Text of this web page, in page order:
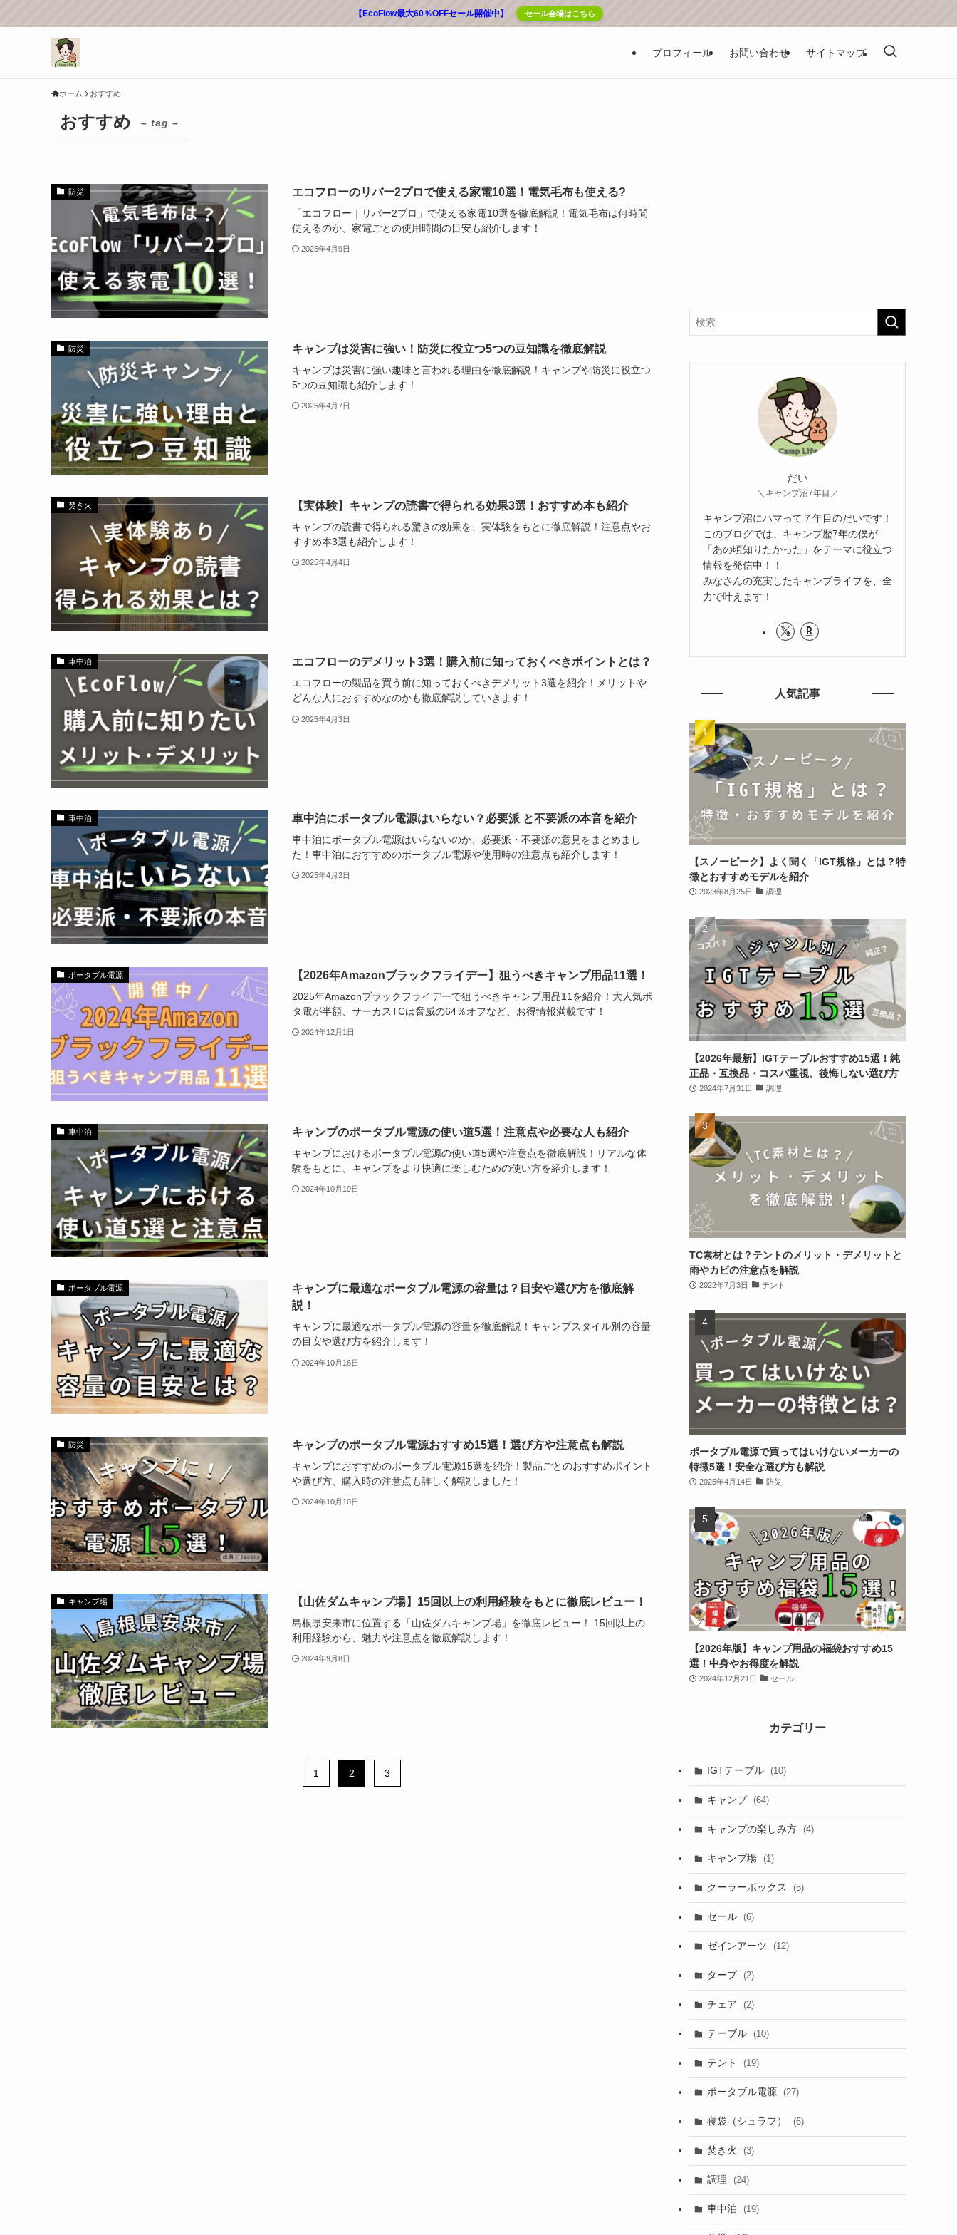
【EcoFlow最大60％OFFセール開催中】 セール会場はこちら
プロフィール お問い合わせ サイトマップ
ホーム おすすめ
おすすめ – tag –
防災 エコフローのリバー2プロで使える家電10選！電気毛布も使える?
「エコフロー｜リバー2プロ」で使える家電10選を徹底解説！電気毛布は何時間
使えるのか、家電ごとの使用時間の目安も紹介します！
2025年4月9日
防災 キャンプは災害に強い！防災に役立つ5つの豆知識を徹底解説
キャンプは災害に強い趣味と言われる理由を徹底解説！キャンプや防災に役立つ
5つの豆知識も紹介します！
2025年4月7日
焚き火 【実体験】キャンプの読書で得られる効果3選！おすすめ本も紹介
キャンプの読書で得られる驚きの効果を、実体験をもとに徹底解説！注意点やお
すすめ本3選も紹介します！
2025年4月4日
車中泊 エコフローのデメリット3選！購入前に知っておくべきポイントとは？
エコフローの製品を買う前に知っておくべきデメリット3選を紹介！メリットや
どんな人におすすめなのかも徹底解説していきます！
2025年4月3日
車中泊 車中泊にポータブル電源はいらない？必要派 と不要派の本音を紹介
車中泊にポータブル電源はいらないのか、必要派・不要派の意見をまとめまし
た！車中泊におすすめのポータブル電源や使用時の注意点も紹介します！
2025年4月2日
ポータブル電源 【2026年Amazonブラックフライデー】狙うべきキャンプ用品11選！
2025年Amazonブラックフライデーで狙うべきキャンプ用品11を紹介！大人気ポ
タ電が半額、サーカスTCは脅威の64％オフなど、お得情報満載です！
2024年12月1日
車中泊 キャンプのポータブル電源の使い道5選！注意点や必要な人も紹介
キャンプにおけるポータブル電源の使い道5選や注意点を徹底解説！リアルな体
験をもとに、キャンプをより快適に楽しむための使い方を紹介します！
2024年10月19日
ポータブル電源
キャンプに最適なポータブル電源の容量は？目安や選び方を徹底解
説！
キャンプに最適なポータブル電源の容量を徹底解説！キャンプスタイル別の容量
の目安や選び方を紹介します！
2024年10月16日
防災 キャンプのポータブル電源おすすめ15選！選び方や注意点も解説
キャンプにおすすめのポータブル電源15選を紹介！製品ごとのおすすめポイント
や選び方、購入時の注意点も詳しく解説しました！
2024年10月10日
キャンプ場 【山佐ダムキャンプ場】15回以上の利用経験をもとに徹底レビュー！
島根県安来市に位置する「山佐ダムキャンプ場」を徹底レビュー！ 15回以上の
利用経験から、魅力や注意点を徹底解説します！
2024年9月8日
1 2 3
だい
＼キャンプ沼7年目／
キャンプ沼にハマって７年目のだいです！
このブログでは、キャンプ歴7年の僕が
「あの頃知りたかった」をテーマに役立つ
情報を発信中！！
みなさんの充実したキャンプライフを、全
力で叶えます！
人気記事
【スノーピーク】よく聞く「IGT規格」とは？特
徴とおすすめモデルを紹介
2023年8月25日 調理
【2026年最新】IGTテーブルおすすめ15選！純
正品・互換品・コスパ重視、後悔しない選び方
2024年7月31日 調理
TC素材とは？テントのメリット・デメリットと
雨やカビの注意点を解説
2022年7月3日 テント
ポータブル電源で買ってはいけないメーカーの
特徴5選！安全な選び方も解説
2025年4月14日 防災
【2026年版】キャンプ用品の福袋おすすめ15
選！中身やお得度を解説
2024年12月21日 セール
カテゴリー
IGTテーブル (10)
キャンプ (64)
キャンプの楽しみ方 (4)
キャンプ場 (1)
クーラーボックス (5)
セール (6)
ゼインアーツ (12)
タープ (2)
チェア (2)
テーブル (10)
テント (19)
ポータブル電源 (27)
寝袋（シュラフ） (6)
焚き火 (3)
調理 (24)
車中泊 (19)